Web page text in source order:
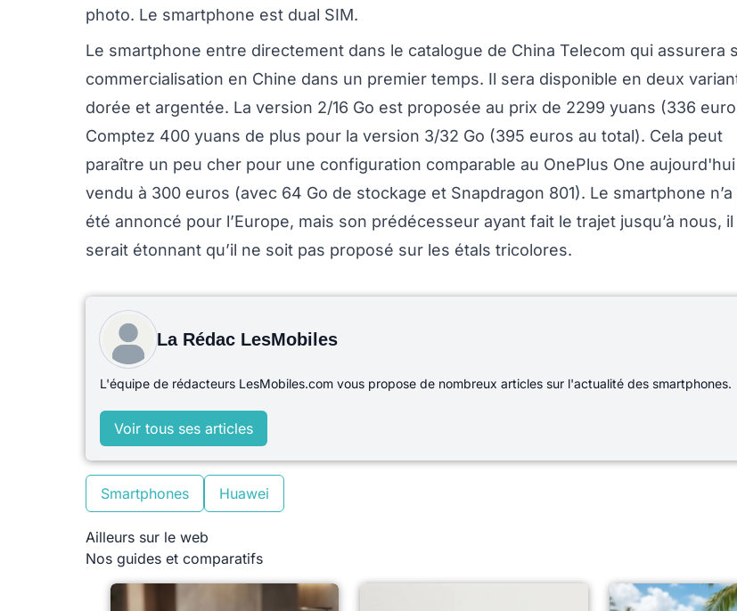
photo. Le smartphone est dual SIM.
Le smartphone entre directement dans le catalogue de China Telecom qui assurera
commercialisation en Chine dans un premier temps. Il sera disponible en deux
dorée et argentée. La version 2/16 Go est proposée au prix de 2299 yuans (336
Comptez 400 yuans de plus pour la version 3/32 Go (395 euros au total). Cela peut
paraître un peu cher pour une configuration comparable au OnePlus One aujourd'hui
vendu à 300 euros (avec 64 Go de stockage et Snapdragon 801). Le smartphone n’a
été annoncé pour l’Europe, mais son prédécesseur ayant fait le trajet jusqu’à nous, il
serait étonnant qu’il ne soit pas proposé sur les étals tricolores.
La Rédac LesMobiles
L'équipe de rédacteurs LesMobiles.com vous propose de nombreux articles sur l'actualité des smartphones.
Voir tous ses articles
Smartphones Huawei
Ailleurs sur le web
Nos guides et comparatifs